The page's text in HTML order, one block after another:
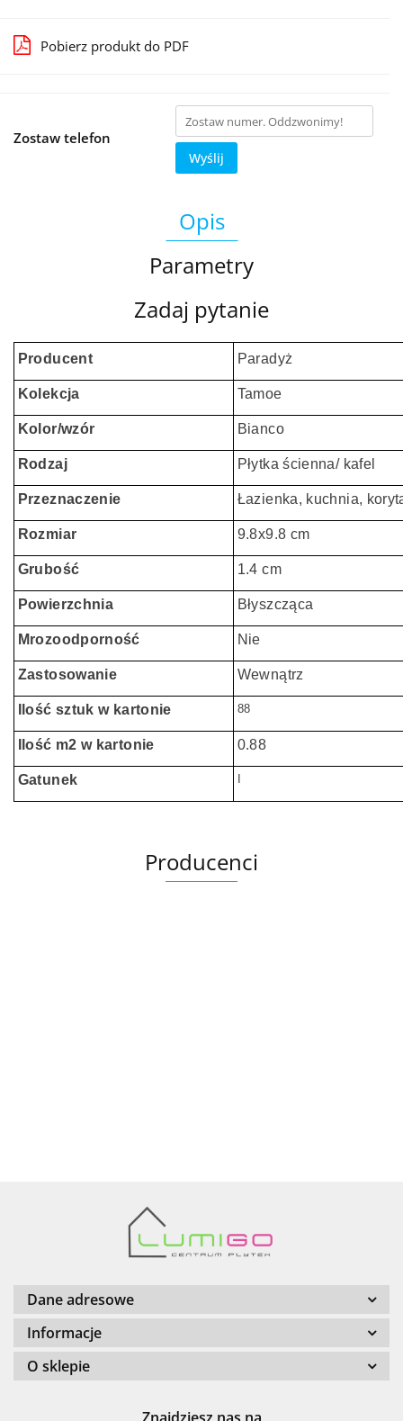
Pobierz produkt do PDF
Zostaw telefon
Wyślij
Opis
Parametry
Zadaj pytanie
Producent Paradyż
Kolekcja Tamoe
Kolor/wzór Bianco
Rodzaj Płytka ścienna/ kafel
Przeznaczenie Łazienka, kuchnia,
Rozmiar 9.8x9.8 cm
Grubość 1.4 cm
Powierzchnia Błyszcząca
Mrozoodporność Nie
Zastosowanie Wewnątrz
Ilość sztuk w kartonie 88
Ilość m2 w kartonie 0.88
Gatunek
Producenci
Barwolf
Dane adresowe
Informacje
O sklepie